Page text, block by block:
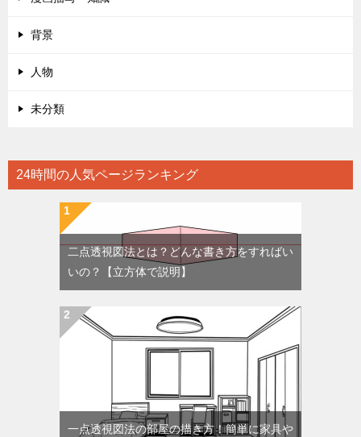
背景
人物
未分類
24時間の人気ページランキング
二点透視図法とは？どんな書き方をすればい
いの？【立方体で説明】
一点透視図法の部屋の描き方！簡単に家具や